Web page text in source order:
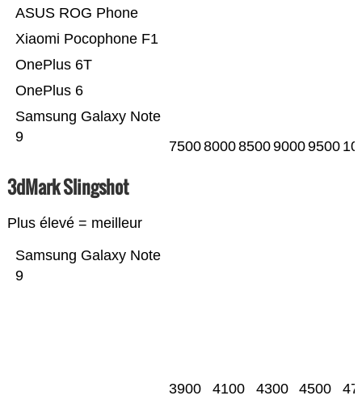
Samsung Galaxy Note
9
OnePlus 6
OnePlus 6T
Xiaomi Pocophone F1
ASUS ROG Phone
75008000850090009500
3dMark Slingshot
Plus élevé = meilleur
Samsung Galaxy Note
9
3900 4100 4300 4500